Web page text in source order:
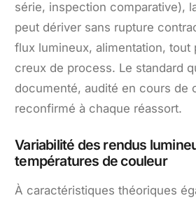
série, inspection comparative),
peut dériver sans rupture
flux lumineux, alimentation, tout
creux de process. Le standard
documenté, audité en cours de
reconfirmé à chaque réassort.
Variabilité des rendus
températures de couleur
À caractéristiques théoriques